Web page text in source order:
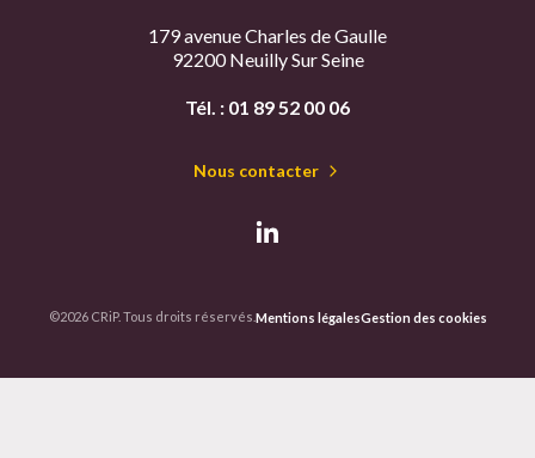
179 avenue Charles de Gaulle
92200 Neuilly Sur Seine
Tél. : 01 89 52 00 06
Nous contacter
©2026 CRiP. Tous droits réservés.Mentions légalesGestion des cookies